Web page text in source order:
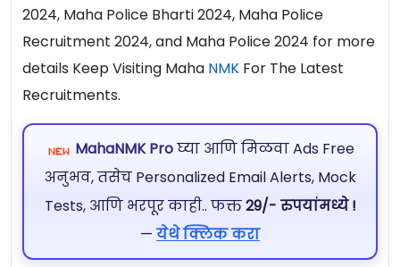
2024, Maha Police Bharti 2024, Maha Police
Recruitment 2024, and Maha Police 2024 for more
details Keep Visiting Maha NMK For The Latest
Recruitments.
MahaNMK Proघ्या आणि मिळवा Ads Free
अनुभव, तसेच Personalized Email Alerts, Mock
Tests, आणि भरपूर काही.. फक्त29/- रुपयांमध्ये !
— येथे क्लिक करा